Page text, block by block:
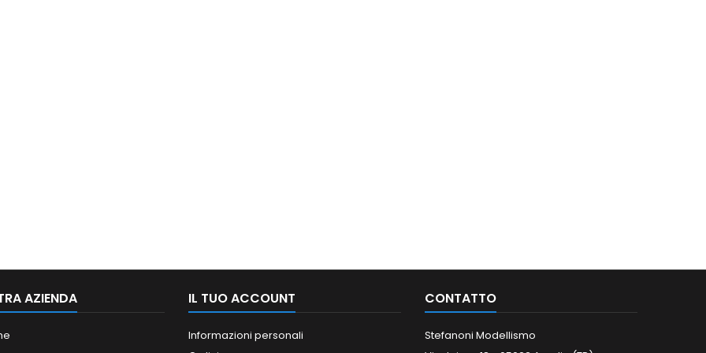
AZIENDA IL TUO ACCOUNT
Informazioni personali
CONTATTO
Stefanoni Modellismo